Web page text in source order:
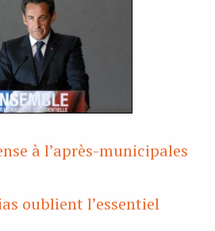
à l’après-municipales
oublient l’essentiel